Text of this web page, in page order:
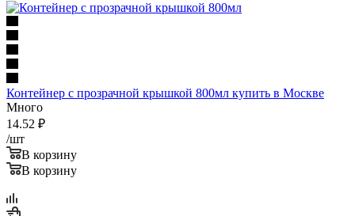
Контейнер с прозрачной крышкой 800мл купить в Москве
Много
14.52 ₽
/шт
В корзину
В корзину